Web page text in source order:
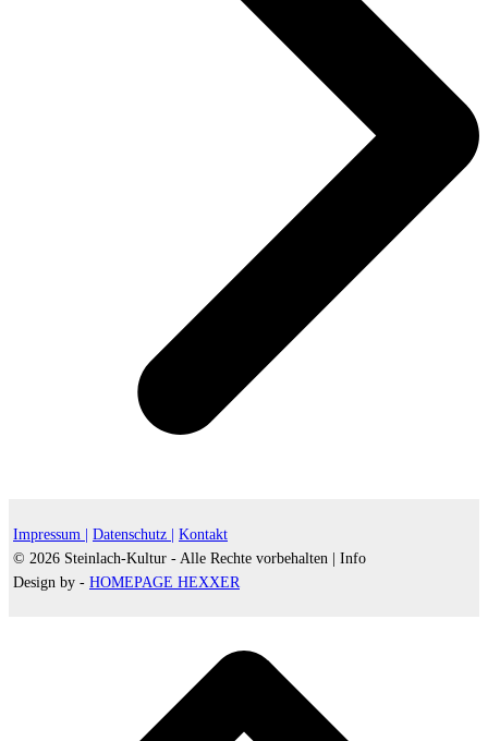
Impressum | Datenschutz |
Kontakt
© 2026 Steinlach-Kultur - Alle Rechte vorbehalten |
Info
Design by - HOMEPAGE HEXXER